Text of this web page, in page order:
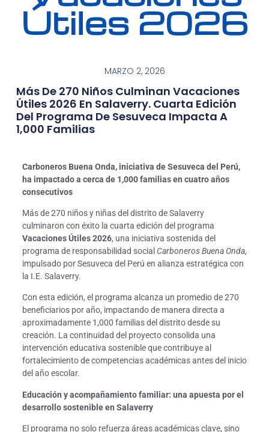
Útiles 2026
MARZO 2, 2026
Más De 270 Niños Culminan Vacaciones
Útiles 2026 En Salaverry. Cuarta Edición
Del Programa De Sesuveca Impacta A
1,000 Familias
Carboneros Buena Onda, iniciativa de Sesuveca del Perú,
ha impactado a cerca de 1,000 familias en cuatro años
consecutivos
Más de 270 niños y niñas del distrito de Salaverry
culminaron con éxito la cuarta edición del programa
Vacaciones Útiles 2026, una iniciativa sostenida del
programa de responsabilidad social Carboneros Buena Onda,
impulsado por Sesuveca del Perú en alianza estratégica con
la I.E. Salaverry.
Con esta edición, el programa alcanza un promedio de 270
beneficiarios por año, impactando de manera directa a
aproximadamente 1,000 familias del distrito desde su
creación. La continuidad del proyecto consolida una
intervención educativa sostenible que contribuye al
fortalecimiento de competencias académicas antes del inicio
del año escolar.
Educación y acompañamiento familiar: una apuesta por el
desarrollo sostenible en Salaverry
El programa no solo refuerza áreas académicas clave, sino